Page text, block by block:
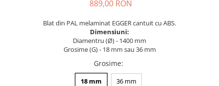
Sisteme pentru usi pliante
Accesorii dressing
Console si suporti polita
889,00 RON
Blat din PAL melaminat EGGER cantuit cu ABS.
Dimensiuni:
Diamentru (Ø) - 1400 mm
Grosime (G) - 18 mm sau 36 mm
Grosime:
18 mm 36 mm